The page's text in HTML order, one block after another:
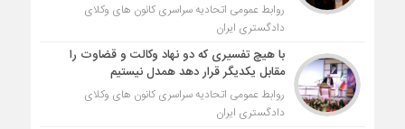
روابط عمومی اتحادیه سراسری کانون های وکلای
دادگستری ایران
با هیچ تفسیری که دو نهاد وکالت و قضاوت را
مقابل یکدیگر قرار دهد همدل نیستیم
روابط عمومی اتحادیه سراسری کانون های وکلای
دادگستری ایران